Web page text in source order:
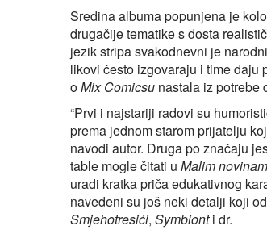
Sredina albuma popunjena je
drugačije tematike s dosta
jezik stripa svakodnevni je
likovi često izgovaraju i time daju
oMix Comicsu nastala iz potrebe
“Prvi i najstariji radovi su
prema jednom starom prijatelju
navodi autor. Druga po značaju
table mogle čitati u Malim
uradi kratka priča edukativnog
navedeni su još neki detalji koji
Smjehotresići, Symbionti dr.